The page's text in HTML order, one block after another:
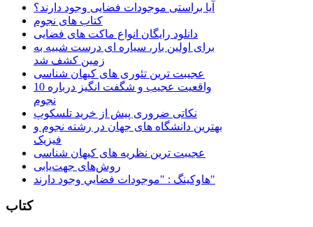
آیا براستی موجودات فضایی وجود دارند؟
کتاب های نجوم
دانلود رایگان انواع ماکت های فضایی
برای اولین بار، سیاره ای درست شبیه به
زمین کشف شد
عجیبت ترین تئوری های کیهان شناسی
10 واقعیت عجیب و شگفت انگیز درباره
نجوم
نکاتی ضروری پیش از خرید تلسکوپ
بهترین دانشگاه های جهان در رشته نجوم و
فیزیک
عجیبت ترین نظریه های کیهان شناسی
روش‌های جهت‌یابی
هاوكينگ : "موجودات فضايي وجود دارند"
کتاب